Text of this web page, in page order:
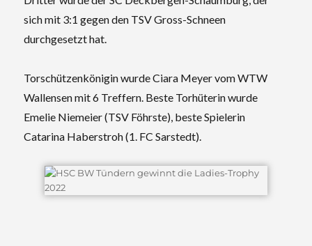
sich mit 3:1 gegen den TSV Gross-Schneen
durchgesetzt hat.
Torschützenkönigin wurde Ciara Meyer vom WTW
Wallensen mit 6 Treffern. Beste Torhüterin wurde
Emelie Niemeier (TSV Föhrste), beste Spielerin
Catarina Haberstroh (1. FC Sarstedt).